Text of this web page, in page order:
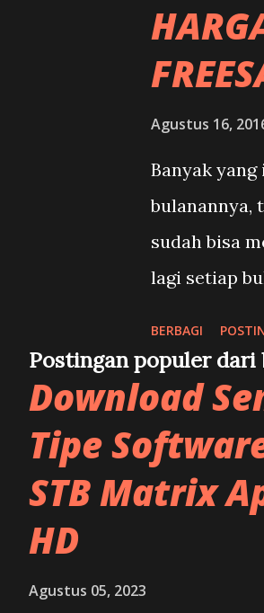
Agustus 16,
Banyak
bulanannya,
sudah bisa
lagi setiap
oleh SMV
butuh
perangkat
Perangkat
band dan
MMP Raja
Parabola
BERBAGI
Postingan populer dari
Download
Tipe
STB Matrix
HD
Agustus 05, 2023